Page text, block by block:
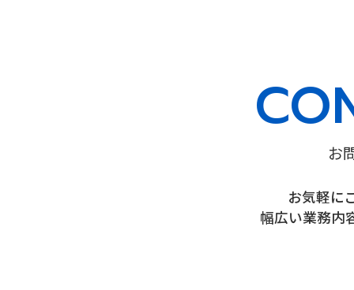
お
お気軽に
幅広い業務内